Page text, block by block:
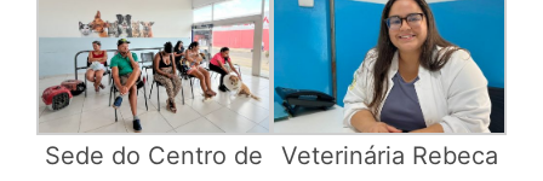
Sede do Centro de
Veterinária Rebeca